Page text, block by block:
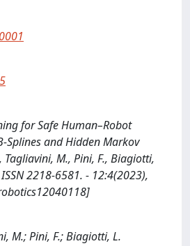
for Safe Human–Robot
Splines and Hidden Markov
M., Pini, F., Biagiotti,
ISSN 2218-6581. - 12:4(2023),
M.; Pini, F.; Biagiotti, L.